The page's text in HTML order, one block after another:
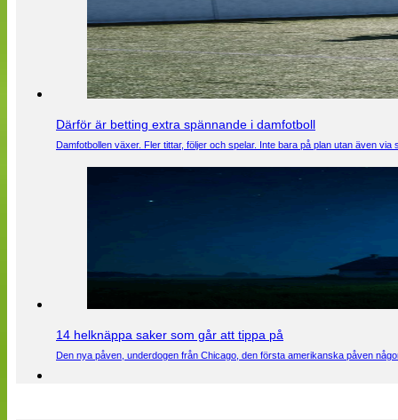
Därför är betting extra spännande i damfotboll
Damfotbollen växer. Fler tittar, följer och spelar. Inte bara på plan utan även
14 helknäppa saker som går att tippa på
Den nya påven, underdogen från Chicago, den första amerikanska påven